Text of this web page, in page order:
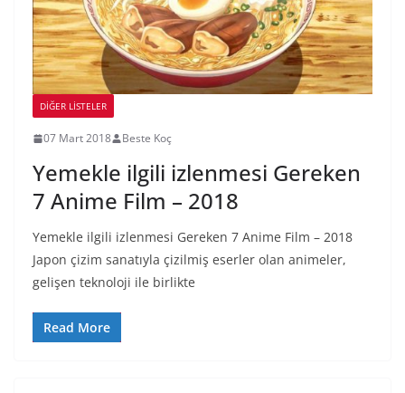
DIĞER LISTELER
07 Mart 2018 Beste Koç
Yemekle ilgili izlenmesi Gereken
7 Anime Film – 2018
Yemekle ilgili izlenmesi Gereken 7 Anime Film – 2018
Japon çizim sanatıyla çizilmiş eserler olan animeler,
gelişen teknoloji ile birlikte
Read More